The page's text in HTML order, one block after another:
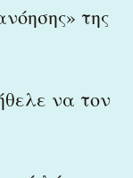
της
να τον